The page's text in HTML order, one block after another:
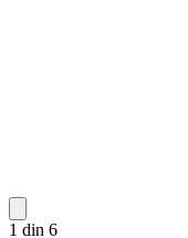
1 din 6